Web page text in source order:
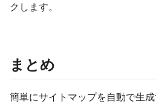
クします。
まとめ
簡単にサイトマップを自動で生成